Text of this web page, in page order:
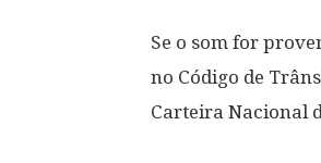
Se o som for
no Código de
Carteira Nacional